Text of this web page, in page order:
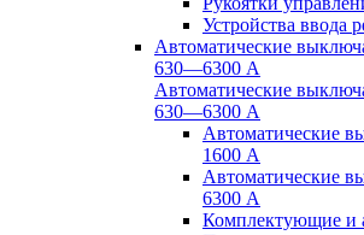
Устройства ввода
Автоматические
630—6300 А
Автоматические
630—6300 А
Автоматические
1600 А
Автоматические
6300 А
Комплектующие и